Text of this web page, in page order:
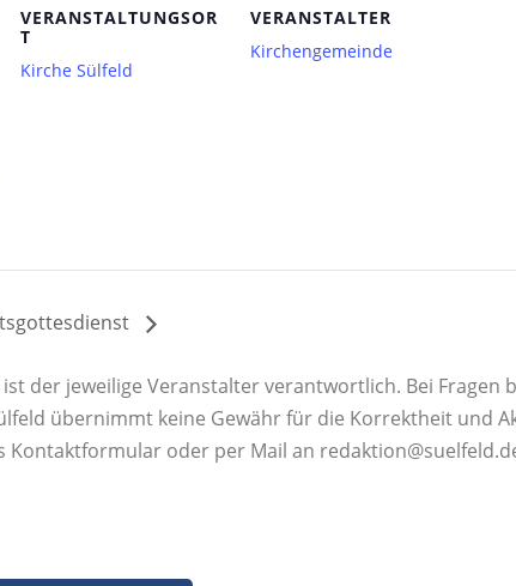
VERANSTALTUNGSOR
T
Kirche Sülfeld
VERANSTALTER
Kirchengemeinde
der jeweilige Veranstalter verantwortlich. Bei Fragen
übernimmt keine Gewähr für die Korrektheit und
oder per Mail an